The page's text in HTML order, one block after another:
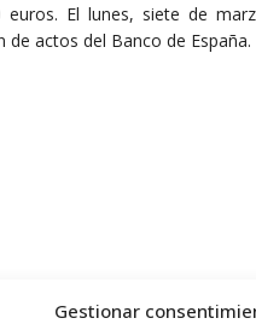
Gestionar
El lunes, siete de
actos del Banco de España.